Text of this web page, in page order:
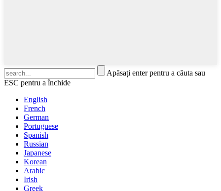
Apăsați enter pentru a căuta sau
ESC pentru a închide
English
French
German
Portuguese
Spanish
Russian
Japanese
Korean
Arabic
Irish
Greek